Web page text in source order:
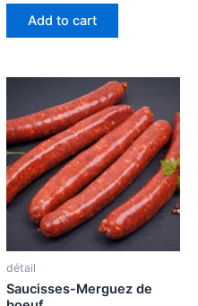
Add to cart
détail
Saucisses-Merguez de